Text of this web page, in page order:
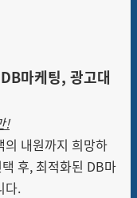
DB마케팅, 광고대
!
내원까지 희망하
후, 최적화된 DB마
다.